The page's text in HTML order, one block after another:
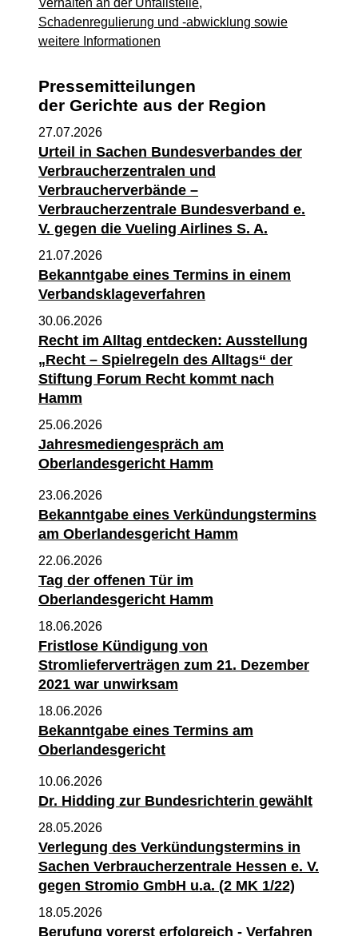
Verhalten an der Unfallstelle,
Schadenregulierung und -abwicklung sowie
weitere Informationen
Pressemitteilungen
der Gerichte aus der Region
27.07.2026
Urteil in Sachen Bundesverbandes der
Verbraucherzentralen und
Verbraucherverbände –
Verbraucherzentrale Bundesverband e.
V. gegen die Vueling Airlines S. A.
21.07.2026
Bekanntgabe eines Termins in einem
Verbandsklageverfahren
30.06.2026
Recht im Alltag entdecken: Ausstellung
„Recht – Spielregeln des Alltags“ der
Stiftung Forum Recht kommt nach
Hamm
25.06.2026
Jahresmediengespräch am
Oberlandesgericht Hamm
23.06.2026
Bekanntgabe eines Verkündungstermins
am Oberlandesgericht Hamm
22.06.2026
Tag der offenen Tür im
Oberlandesgericht Hamm
18.06.2026
Fristlose Kündigung von
Stromlieferverträgen zum 21. Dezember
2021 war unwirksam
18.06.2026
Bekanntgabe eines Termins am
Oberlandesgericht
10.06.2026
Dr. Hidding zur Bundesrichterin gewählt
28.05.2026
Verlegung des Verkündungstermins in
Sachen Verbraucherzentrale Hessen e. V.
gegen Stromio GmbH u.a. (2 MK 1/22)
18.05.2026
Berufung vorerst erfolgreich - Verfahren